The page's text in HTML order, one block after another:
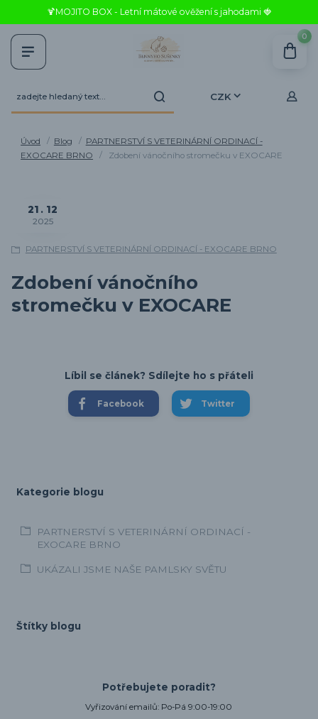
🍹MOJITO BOX - Letní mátové ověžení s jahodami 🍓
CZK
0
Úvod Blog
PARTNERSTVÍ S VETERINÁRNÍ ORDINACÍ -
EXOCARE BRNO
Zdobení vánočního stromečku v EXOCARE
Kategorie blogu
PARTNERSTVÍ S VETERINÁRNÍ ORDINACÍ -
EXOCARE BRNO
UKÁZALI JSME NAŠE PAMLSKY SVĚTU
Štítky blogu
Potřebujete poradit?
Vyřizování emailů: Po-Pá 9:00-19:00
21 12
2025
PARTNERSTVÍ S VETERINÁRNÍ ORDINACÍ - EXOCARE BRNO
Zdobení vánočního
stromečku v EXOCARE
Líbil se článek? Sdílejte ho s přáteli
Facebook Twitter